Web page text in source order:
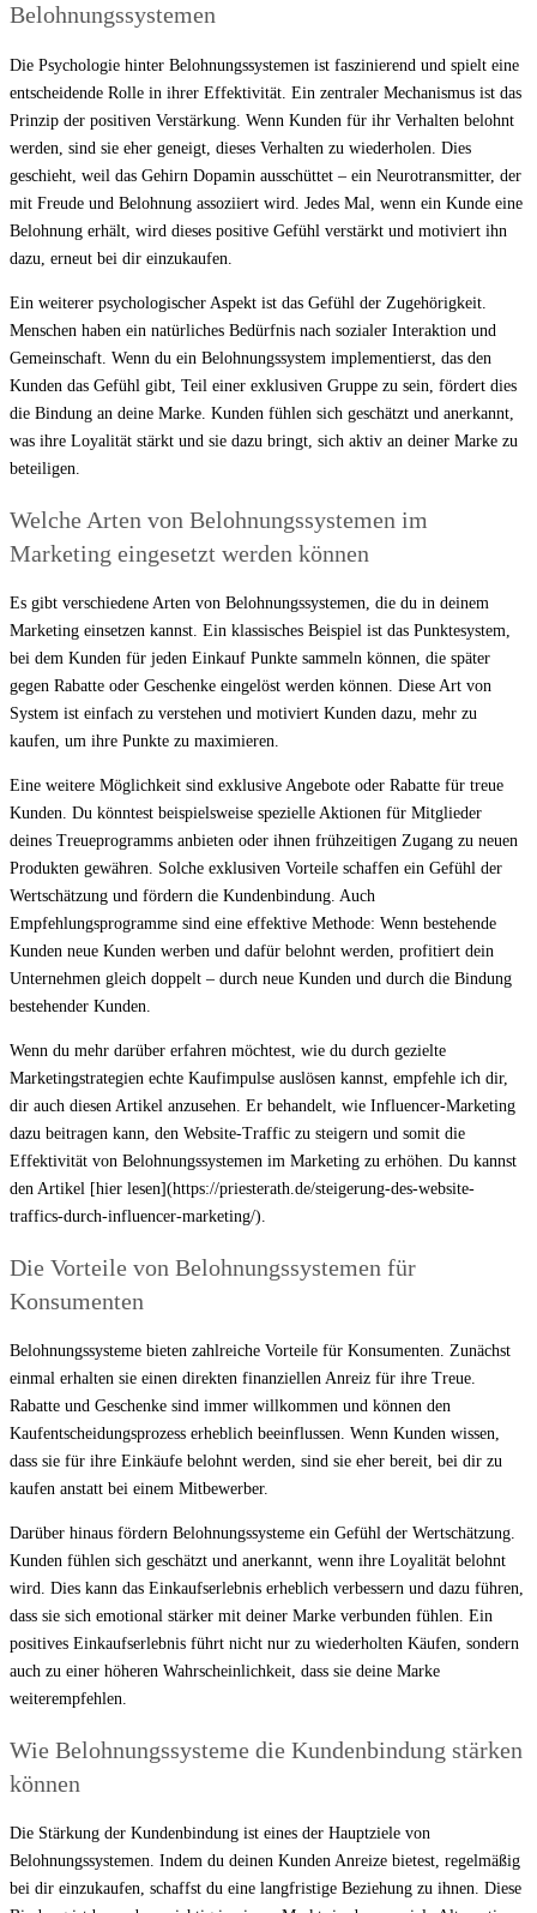
Belohnungssystemen
Die Psychologie hinter Belohnungssystemen ist faszinierend und spielt eine
entscheidende Rolle in ihrer Effektivität. Ein zentraler Mechanismus ist das
Prinzip der positiven Verstärkung. Wenn Kunden für ihr Verhalten belohnt
werden, sind sie eher geneigt, dieses Verhalten zu wiederholen. Dies
geschieht, weil das Gehirn Dopamin ausschüttet – ein Neurotransmitter, der
mit Freude und Belohnung assoziiert wird. Jedes Mal, wenn ein Kunde eine
Belohnung erhält, wird dieses positive Gefühl verstärkt und motiviert ihn
dazu, erneut bei dir einzukaufen.
Ein weiterer psychologischer Aspekt ist das Gefühl der Zugehörigkeit.
Menschen haben ein natürliches Bedürfnis nach sozialer Interaktion und
Gemeinschaft. Wenn du ein Belohnungssystem implementierst, das den
Kunden das Gefühl gibt, Teil einer exklusiven Gruppe zu sein, fördert dies
die Bindung an deine Marke. Kunden fühlen sich geschätzt und anerkannt,
was ihre Loyalität stärkt und sie dazu bringt, sich aktiv an deiner Marke zu
beteiligen.
Welche Arten von Belohnungssystemen im
Marketing eingesetzt werden können
Es gibt verschiedene Arten von Belohnungssystemen, die du in deinem
Marketing einsetzen kannst. Ein klassisches Beispiel ist das Punktesystem,
bei dem Kunden für jeden Einkauf Punkte sammeln können, die später
gegen Rabatte oder Geschenke eingelöst werden können. Diese Art von
System ist einfach zu verstehen und motiviert Kunden dazu, mehr zu
kaufen, um ihre Punkte zu maximieren.
Eine weitere Möglichkeit sind exklusive Angebote oder Rabatte für treue
Kunden. Du könntest beispielsweise spezielle Aktionen für Mitglieder
deines Treueprogramms anbieten oder ihnen frühzeitigen Zugang zu neuen
Produkten gewähren. Solche exklusiven Vorteile schaffen ein Gefühl der
Wertschätzung und fördern die Kundenbindung. Auch
Empfehlungsprogramme sind eine effektive Methode: Wenn bestehende
Kunden neue Kunden werben und dafür belohnt werden, profitiert dein
Unternehmen gleich doppelt – durch neue Kunden und durch die Bindung
bestehender Kunden.
Wenn du mehr darüber erfahren möchtest, wie du durch gezielte
Marketingstrategien echte Kaufimpulse auslösen kannst, empfehle ich dir,
dir auch diesen Artikel anzusehen. Er behandelt, wie Influencer-Marketing
dazu beitragen kann, den Website-Traffic zu steigern und somit die
Effektivität von Belohnungssystemen im Marketing zu erhöhen. Du kannst
den Artikel [hier lesen](https://priesterath.de/steigerung-des-website-
traffics-durch-influencer-marketing/).
Die Vorteile von Belohnungssystemen für
Konsumenten
Belohnungssysteme bieten zahlreiche Vorteile für Konsumenten. Zunächst
einmal erhalten sie einen direkten finanziellen Anreiz für ihre Treue.
Rabatte und Geschenke sind immer willkommen und können den
Kaufentscheidungsprozess erheblich beeinflussen. Wenn Kunden wissen,
dass sie für ihre Einkäufe belohnt werden, sind sie eher bereit, bei dir zu
kaufen anstatt bei einem Mitbewerber.
Darüber hinaus fördern Belohnungssysteme ein Gefühl der Wertschätzung.
Kunden fühlen sich geschätzt und anerkannt, wenn ihre Loyalität belohnt
wird. Dies kann das Einkaufserlebnis erheblich verbessern und dazu führen,
dass sie sich emotional stärker mit deiner Marke verbunden fühlen. Ein
positives Einkaufserlebnis führt nicht nur zu wiederholten Käufen, sondern
auch zu einer höheren Wahrscheinlichkeit, dass sie deine Marke
weiterempfehlen.
Wie Belohnungssysteme die Kundenbindung stärken
können
Die Stärkung der Kundenbindung ist eines der Hauptziele von
Belohnungssystemen. Indem du deinen Kunden Anreize bietest, regelmäßig
bei dir einzukaufen, schaffst du eine langfristige Beziehung zu ihnen. Diese